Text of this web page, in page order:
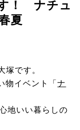
！ ナチュ
夏
塚です。
物イベント「ナ
地いい暮らしの